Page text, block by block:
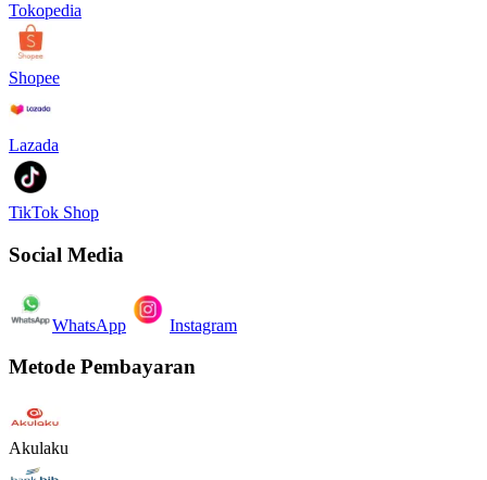
Tokopedia
Shopee
Lazada
TikTok Shop
Social Media
WhatsApp Instagram
Metode Pembayaran
Akulaku